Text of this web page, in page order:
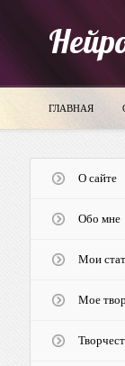
ГЛАВНАЯ
О сайте
Обо мне
Мои
Мое